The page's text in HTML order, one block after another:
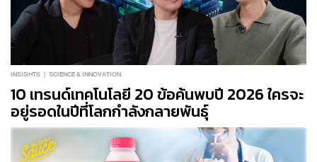
INSIGHTS SCIENCE & INNOVATION
10 เทรนด์เทคโนโลยี 20 ข้อค้นพบปี 2026 ใครจะ
อยู่รอดในปีที่โลกกำลังกลายพันธุ์